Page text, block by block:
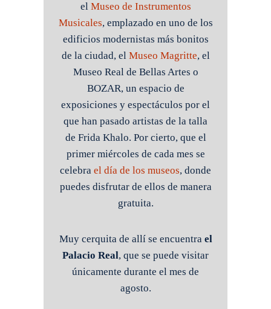
el Museo de Instrumentos
Musicales, emplazado en uno de los
edificios modernistas más bonitos
de la ciudad, el Museo Magritte, el
Museo Real de Bellas Artes o
BOZAR, un espacio de
exposiciones y espectáculos por el
que han pasado artistas de la talla
de Frida Khalo. Por cierto, que el
primer miércoles de cada mes se
celebra el día de los museos, donde
puedes disfrutar de ellos de manera
gratuita.
Muy cerquita de allí se encuentra el
Palacio Real, que se puede visitar
únicamente durante el mes de
agosto.